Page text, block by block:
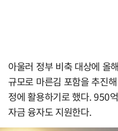
아울러 정부 비축 대상에 올
규모로 마른김 포함을 추진
정에 활용하기로 했다. 950
자금 융자도 지원한다.